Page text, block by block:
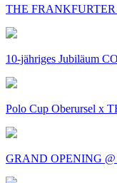
THE FRANKFURTER
10-jähriges Jubiläum
Polo Cup Oberursel x
GRAND OPENING @